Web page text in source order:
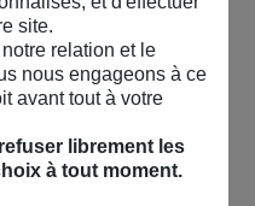
site.
relation et le
nous engageons à ce
avant tout à votre
librement les
à tout moment.